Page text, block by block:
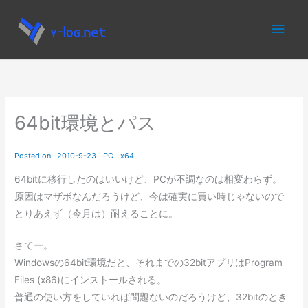
ス
メ
イ
ュ
ー
64bit環境とパス
64bitに移行したのはいいけど、PCが不調なのは相変わらず。
原因はマザボなんだろうけど、今は確実に買い時じゃないので
とりあえず（今月は）耐えることに。
さてー。
Windowsの64bit環境だと、それまでの32bitアプリはProgram
Files (x86)にインストールされる。
普通の使い方をしていれば問題ないのだろうけど、32bitのとき